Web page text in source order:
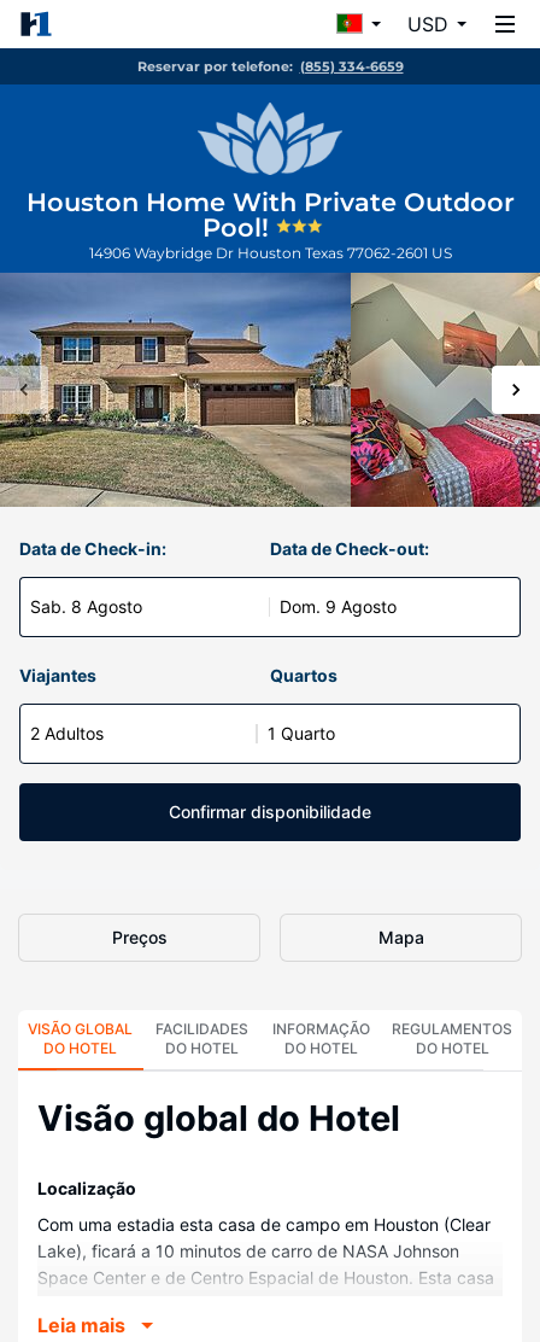
USD
Reservar por telefone: (855) 334-6659
Houston Home With Private Outdoor
Pool!
14906 Waybridge Dr Houston Texas 77062-2601 US
Data de Check-in:
Sab. 8 Agosto
Data de Check-out:
Dom. 9 Agosto
Viajantes Quartos
2 Adultos 1 Quarto
Confirmar disponibilidade
Preços Mapa
VISÃO GLOBAL
DO HOTEL
FACILIDADES
DO HOTEL
INFORMAÇÃO
DO HOTEL
REGULAMENTOS
DO HOTEL
Visão global do Hotel
Localização
Com uma estadia esta casa de campo em Houston (Clear
Lake), ficará a 10 minutos de carro de NASA Johnson
Space Center e de Centro Espacial de Houston. Esta casa
a 4,3 km (2,7 mi) de Universidade de Houston - Clear
Leia mais